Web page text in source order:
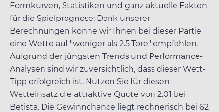
Formkurven, Statistiken und ganz aktuelle Fakten
für die Spielprognose: Dank unserer
Berechnungen könne wir Ihnen bei dieser Partie
eine Wette auf "weniger als 2.5 Tore" empfehlen.
Aufgrund der jüngsten Trends und Performance-
Analysen sind wir zuversichtlich, dass dieser Wett-
Tipp erfolgreich ist. Nutzen Sie für diesen
Wetteinsatz die attraktive Quote von 2.01 bei
Betista. Die Gewinnchance liegt rechnerisch bei 62